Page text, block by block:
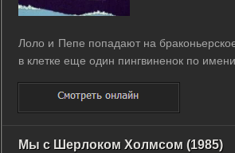
Лоло и Пепе попадают на
в клетке еще один пингвиненок по
Мы с Шерлоком Холмсом (1985)